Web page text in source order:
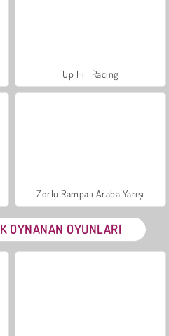
Up Hill Racing
Zorlu Rampalı Araba Yarışı
OYNANAN OYUNLARI